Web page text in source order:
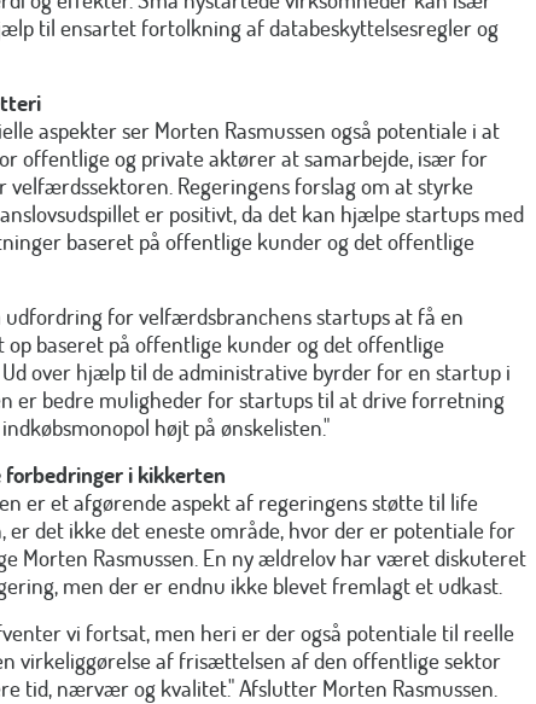
til ensartet fortolkning af databeskyttelsesregler og
aspekter ser Morten Rasmussen også potentiale i at
offentlige og private aktører at samarbejde, især for
velfærdssektoren. Regeringens forslag om at styrke
er positivt, da det kan hjælpe startups med
baseret på offentlige kunder og det offentlige
udfordring for velfærdsbranchens startups at få en
baseret på offentlige kunder og det offentlige
over hjælp til de administrative byrder for en startup i
er bedre muligheder for startups til at drive forretning
højt på ønskelisten."
i kikkerten
er et afgørende aspekt af regeringens støtte til life
er det ikke det eneste område, hvor der er potentiale for
Morten Rasmussen. En ny ældrelov har været diskuteret
men der er endnu ikke blevet fremlagt et udkast.
vi fortsat, men heri er der også potentiale til reelle
virkeliggørelse af frisættelsen af den offentlige sektor
tid, nærvær og kvalitet." Afslutter Morten Rasmussen.